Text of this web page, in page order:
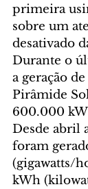
primeira
sobre um
desativado
Durante o
a geração
Pirâmide
600.000
Desde abril
foram
(gigawatts/
kWh